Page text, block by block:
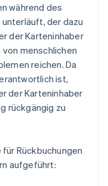
während des
der dazu
der Karteninhaber
menschlichen
reichen. Da
ist,
der Karteninhaber
rückgängig zu
Rückbuchungen
aufgeführt: